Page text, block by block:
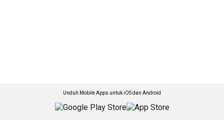
Unduh Mobile Apps untuk iOS dan Android